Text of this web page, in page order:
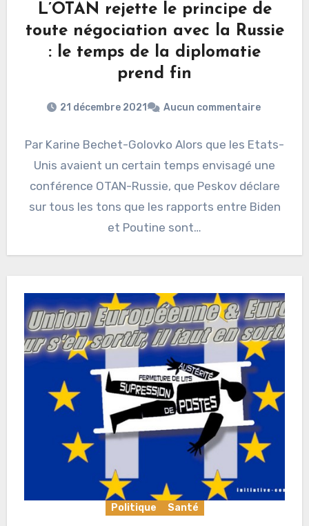
L’OTAN rejette le principe de
toute négociation avec la Russie
: le temps de la diplomatie
prend fin
21 décembre 2021 Aucun commentaire
Par Karine Bechet-Golovko Alors que les Etats-
Unis avaient un certain temps envisagé une
conférence OTAN-Russie, que Peskov déclare
sur tous les tons que les rapports entre Biden
et Poutine sont…
Politique Santé